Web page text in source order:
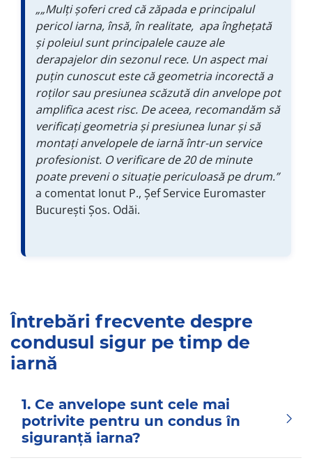
„„Mulţi şoferi cred că zăpada e principalul
pericol iarna, însă, în realitate, apa îngheţată
şi poleiul sunt principalele cauze ale
derapajelor din sezonul rece. Un aspect mai
puţin cunoscut este că geometria incorectă a
roților sau presiunea scăzută din anvelope pot
amplifica acest risc. De aceea, recomandăm să
verificaţi geometria şi presiunea lunar şi să
montaţi anvelopele de iarnă într-un service
profesionist. O verificare de 20 de minute
poate preveni o situaţie periculoasă pe drum.”
a comentat Ionut P., Șef Service Euromaster
București Șos. Odăi.
Întrebări frecvente despre
condusul sigur pe timp de
iarnă
1. Ce anvelope sunt cele mai
potrivite pentru un condus în
siguranță iarna?